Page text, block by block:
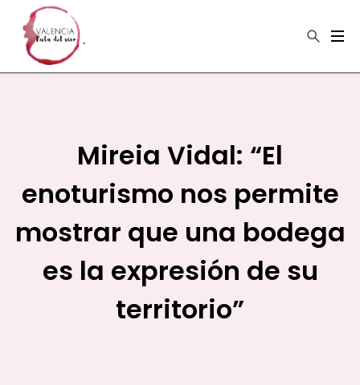
Mireia Vidal: “El
enoturismo nos permite
mostrar que una bodega
es la expresión de su
territorio”